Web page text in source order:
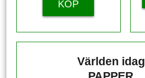
KÖP
Världen idag